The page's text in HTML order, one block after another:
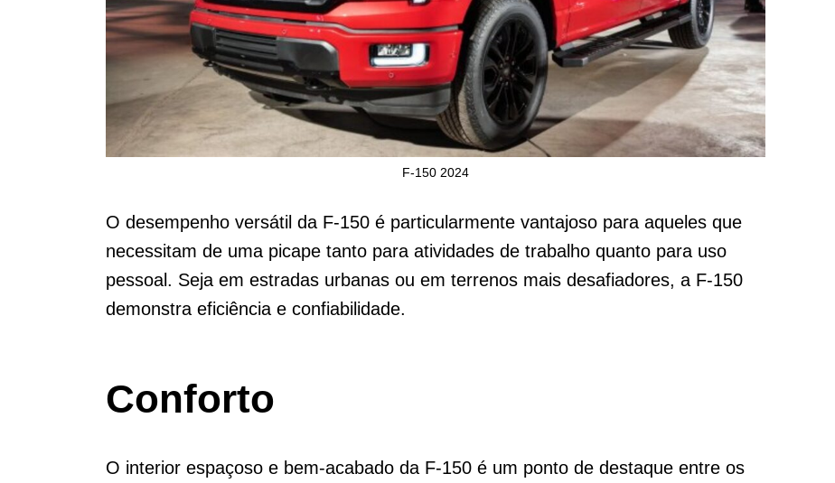
F-150 2024
O desempenho versátil da F-150 é particularmente vantajoso para aqueles que
necessitam de uma picape tanto para atividades de trabalho quanto para uso
pessoal. Seja em estradas urbanas ou em terrenos mais desafiadores, a F-150
demonstra eficiência e confiabilidade.
Conforto
O interior espaçoso e bem-acabado da F-150 é um ponto de destaque entre os